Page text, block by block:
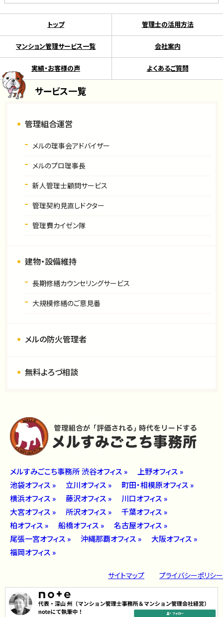
トップ 管理士の活用方法
マンション管理サービス一覧 会社案内
実績・お客様の声 よくあるご質問
サービス一覧
管理組合運営
メルの理事会アドバイザー
メルのプロ理事長
新人管理士顧問サービス
管理契約見直しドクター
管理費カイゼン隊
建物・設備維持
長期修繕カウンセリングサービス
大規模修繕のご意見番
メルの防火管理者
無料よろづ相談
メルすみごこち事務所 渋谷オフィス »
上野オフィス »
池袋オフィス »
立川オフィス »
町田・相模原オフィス »
横浜オフィス »
藤沢オフィス »
川口オフィス »
大宮オフィス »
所沢オフィス »
千葉オフィス »
柏オフィス »
船橋オフィス »
名古屋オフィス »
尾張一宮オフィス »
沖縄那覇オフィス »
大阪オフィス »
福岡オフィス »
サイトマップ プライバシーポリシー